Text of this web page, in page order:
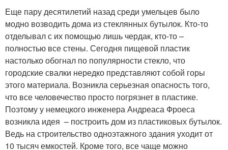
Еще пару десятилетий назад среди умельцев было
модно возводить дома из стеклянных бутылок. Кто-то
отделывал с их помощью лишь чердак, кто-то –
полностью все стены. Сегодня пищевой пластик
настолько обогнал по популярности стекло, что
городские свалки нередко представляют собой горы
этого материала. Возникла серьезная опасность того,
что все человечество просто погрязнет в пластике.
Поэтому у немецкого инженера Андреаса Фроеса
возникла идея – построить дом из пластиковых бутылок.
Ведь на строительство одноэтажного здания уходит от
10 тысяч емкостей. Кроме того, все чаще можно